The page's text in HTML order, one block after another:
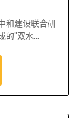
和建设联合研
的"双水…